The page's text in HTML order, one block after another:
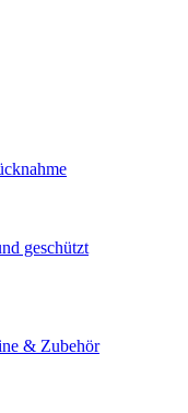
geschützt
& Zubehör